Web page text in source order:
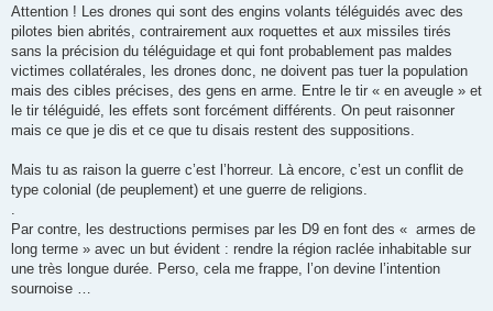
s
a
g
Attention ! Les drones qui sont des engins volants téléguidés avec des
pilotes bien abrités, contrairement aux roquettes et aux missiles tirés
sans la précision du téléguidage et qui font probablement pas maldes
victimes collatérales, les drones donc, ne doivent pas tuer la population
mais des cibles précises, des gens en arme. Entre le tir « en aveugle » et
le tir téléguidé, les effets sont forcément différents. On peut raisonner
mais ce que je dis et ce que tu disais restent des suppositions.
Mais tu as raison la guerre c’est l’horreur. Là encore, c’est un conflit de
type colonial (de peuplement) et une guerre de religions.
Par contre, les destructions permises par les D9 en font des « armes de
long terme » avec un but évident : rendre la région raclée inhabitable sur
une très longue durée. Perso, cela me frappe, l’on devine l’intention
sournoise …